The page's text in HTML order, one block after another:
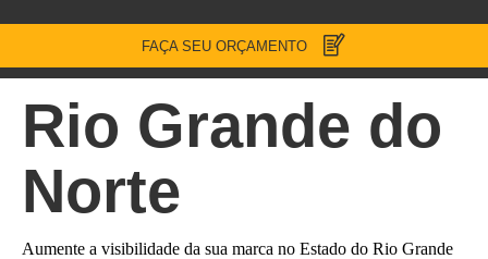
FAÇA SEU ORÇAMENTO
Rio Grande do
Norte
Aumente a visibilidade da sua marca no Estado do Rio Grande